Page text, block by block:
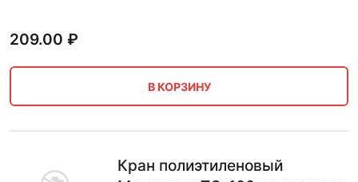
209.00 ₽
В КОРЗИНУ
Кран полиэтиленовый